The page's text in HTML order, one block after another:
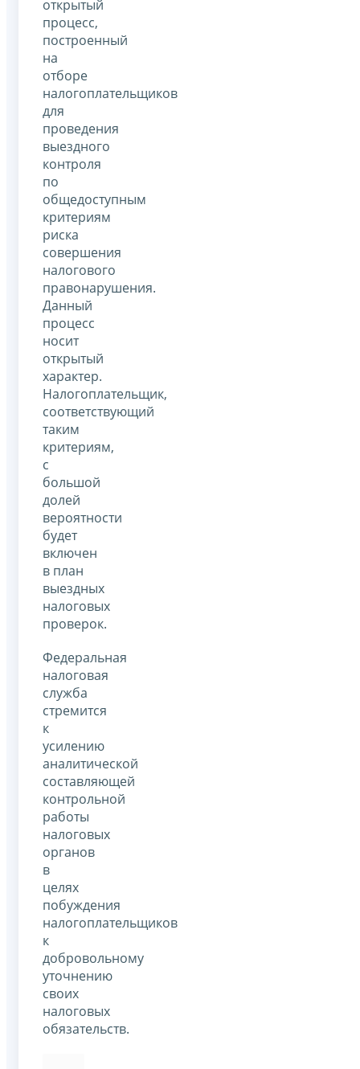
открытый
процесс,
построенный
на
отборе
налогоплательщиков
для
проведения
выездного
контроля
по
общедоступным
критериям
риска
совершения
налогового
правонарушения.
Данный
процесс
носит
открытый
характер.
Налогоплательщик,
соответствующий
таким
критериям,
с
большой
долей
вероятности
будет
включен
в план
выездных
налоговых
проверок.
Федеральная
налоговая
служба
стремится
к
усилению
аналитической
составляющей
контрольной
работы
налоговых
органов
в
целях
побуждения
налогоплательщиков
к
добровольному
уточнению
своих
налоговых
обязательств.